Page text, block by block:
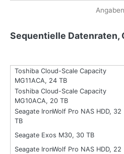
Sequentielle Datenraten,
Toshiba Cloud-Scale Capacity
MG11ACA, 24 TB
Toshiba Cloud-Scale Capacity
MG10ACA, 20 TB
Seagate IronWolf Pro NAS HDD, 32
TB
Seagate Exos M30, 30 TB
Seagate IronWolf Pro NAS HDD, 22